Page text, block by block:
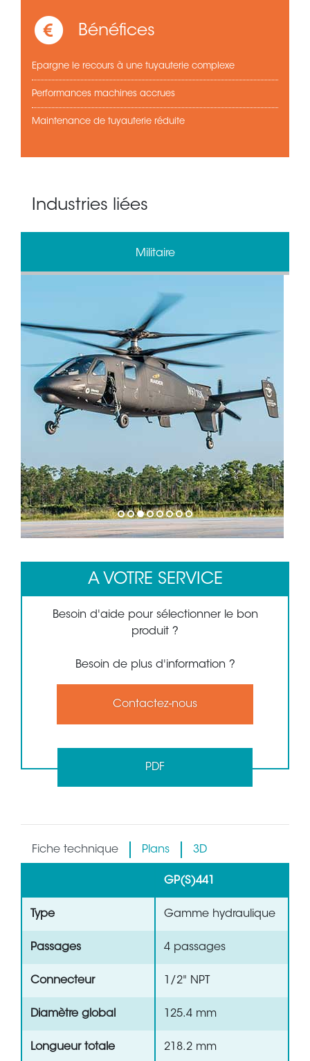
Bénéfices
Epargne le recours à une tuyauterie complexe
Performances machines accrues
Maintenance de tuyauterie réduite
Industries liées
Militaire
1 2 3 4 5 6 7 8
A VOTRE SERVICE
Besoin d'aide pour sélectionner le bon
produit ?
Besoin de plus d'information ?
Contactez-nous
PDF
Fiche technique Plans 3D
GP(S)441
Type Gamme hydraulique
Passages 4 passages
Connecteur 1/2" NPT
Diamètre global 125.4 mm
Longueur totale 218.2 mm